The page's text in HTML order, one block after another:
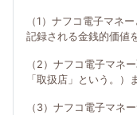
（1）ナフコ電子マネ
記録される金銭的価値
（2）ナフコ電子マネ
「取扱店」という。）
（3）ナフコ電子マネ